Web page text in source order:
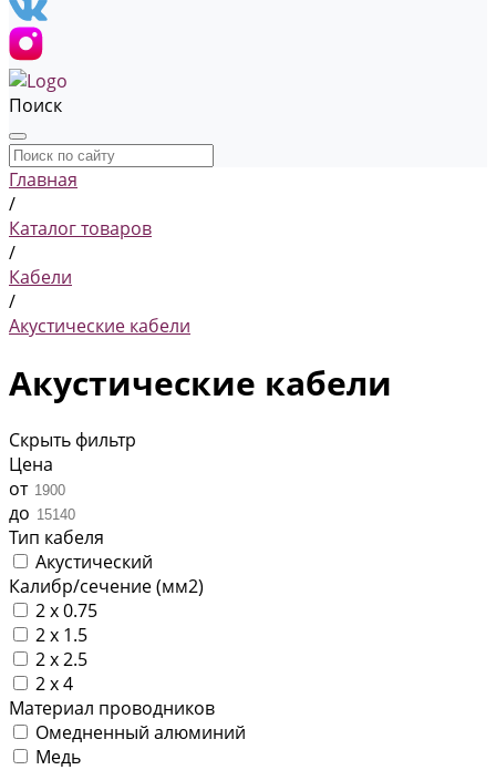
Поиск
Главная
/
Каталог товаров
/
Кабели
/
Акустические кабели
Акустические кабели
Скрыть фильтр
Цена
от
до
Тип кабеля
Акустический
Калибр/сечение (мм2)
2 x 0.75
2 x 1.5
2 x 2.5
2 х 4
Материал проводников
Омедненный алюминий
Медь